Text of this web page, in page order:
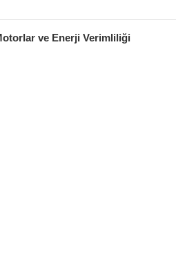
ve Enerji Verimliliği